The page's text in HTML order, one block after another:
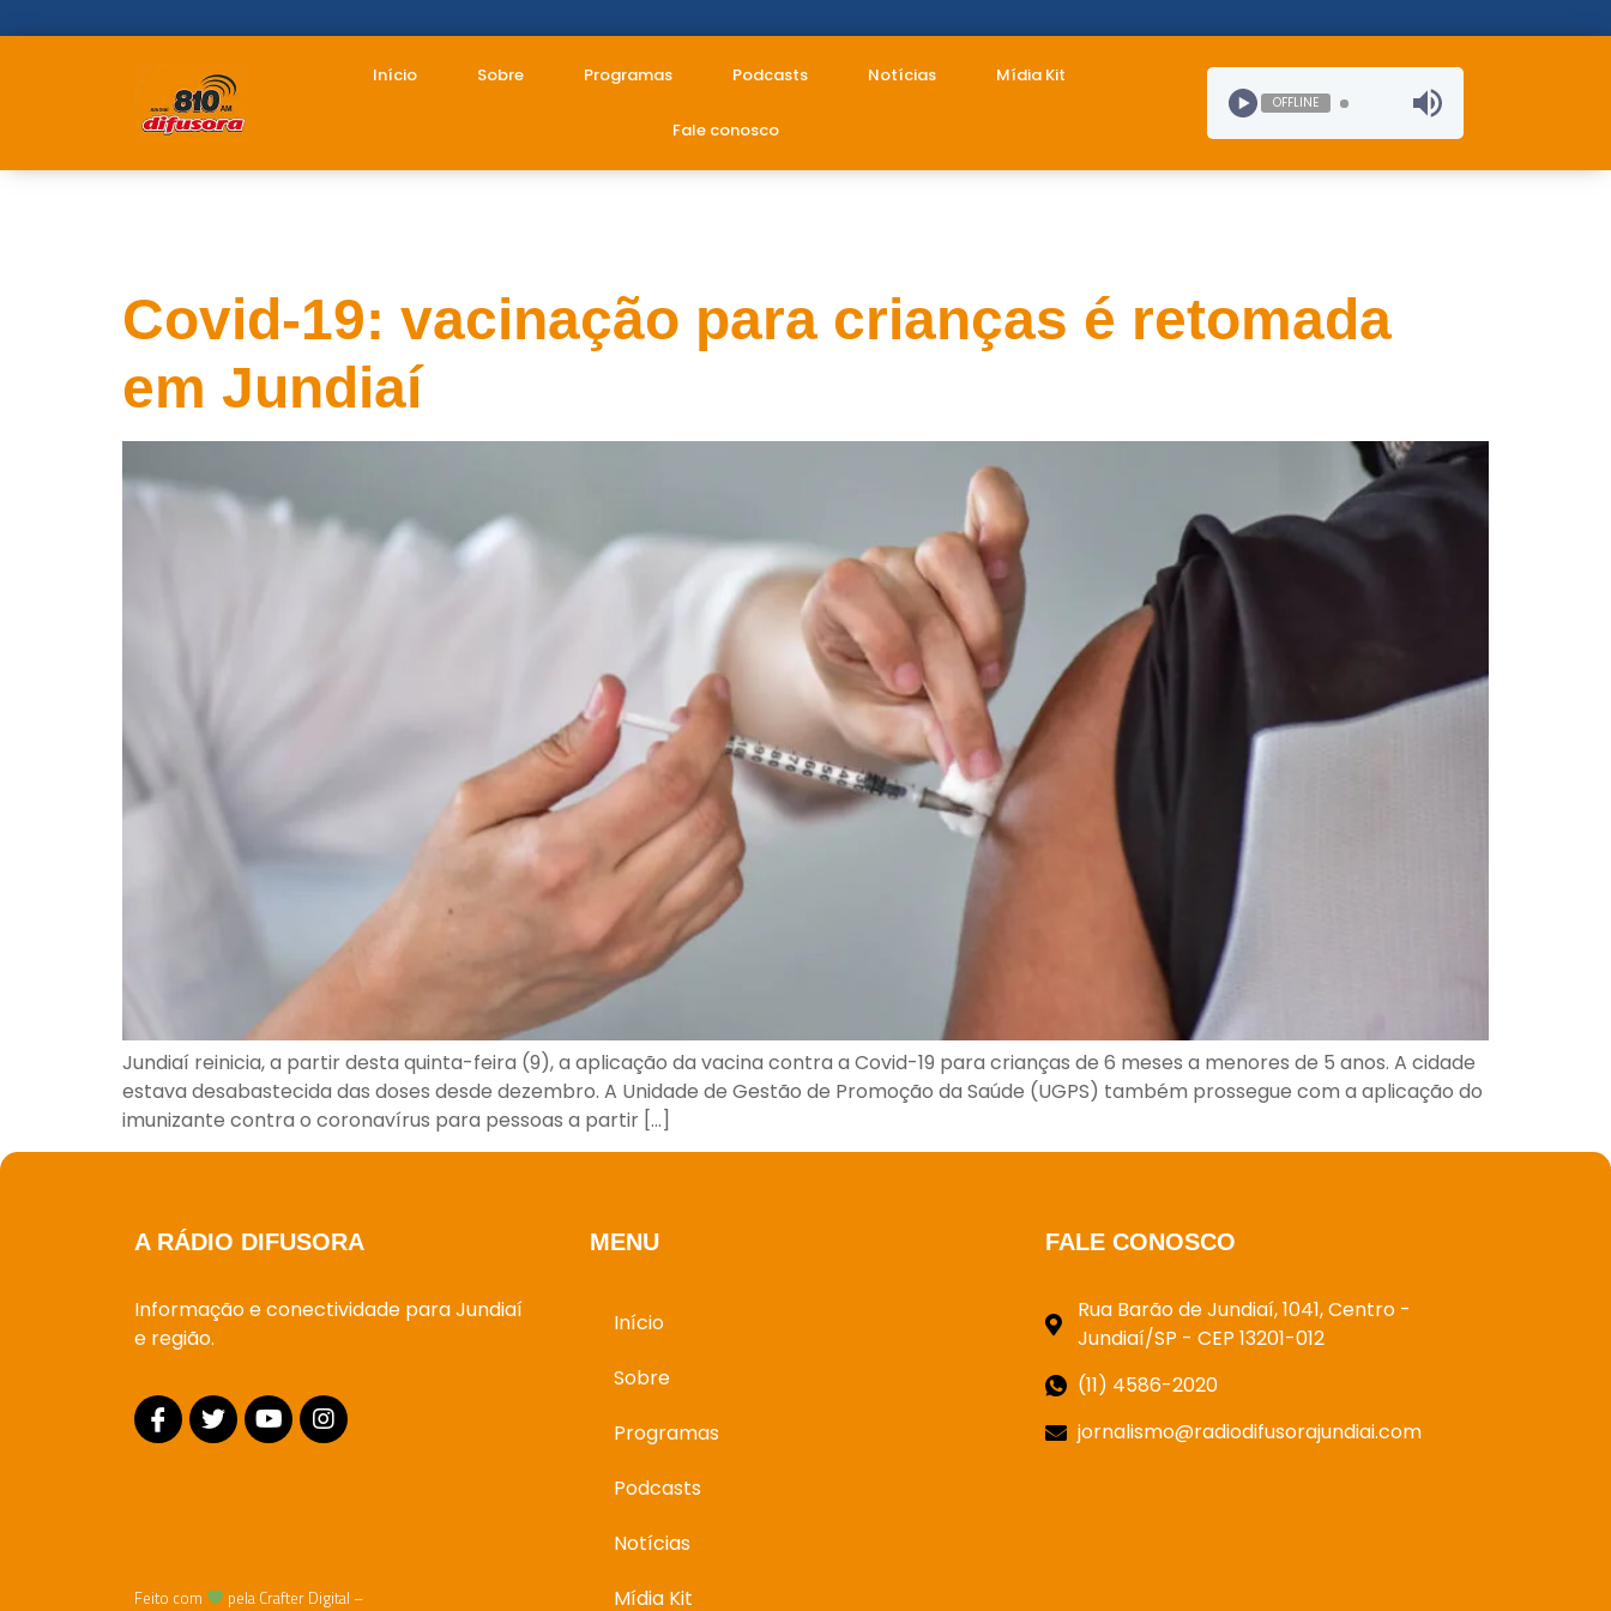
Início Sobre Programas Podcasts Notícias Mídia Kit
Fale conosco
OFFLINE
Covid-19: vacinação para crianças é retomada
em Jundiaí
Jundiaí reinicia, a partir desta quinta-feira (9), a aplicação da vacina contra a Covid-19 para crianças de 6 meses a menores de 5 anos. A cidade
estava desabastecida das doses desde dezembro. A Unidade de Gestão de Promoção da Saúde (UGPS) também prossegue com a aplicação do
imunizante contra o coronavírus para pessoas a partir […]
A RÁDIO DIFUSORA
Informação e conectividade para Jundiaí
e região.
Feito com
pela Crafter Digital –
MENU
Início
Sobre
Programas
Podcasts
Notícias
Mídia Kit
FALE CONOSCO
Rua Barão de Jundiaí, 1041, Centro -
Jundiaí/SP - CEP 13201-012
(11) 4586-2020
jornalismo@radiodifusorajundiai.com